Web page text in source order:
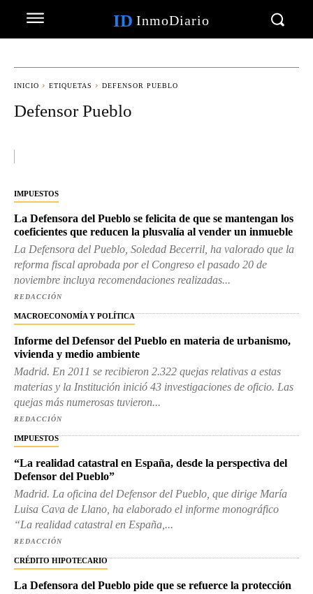
ID InmoDiario
INICIO ETIQUETAS DEFENSOR PUEBLO
Defensor Pueblo
IMPUESTOS
La Defensora del Pueblo se felicita de que se mantengan los
coeficientes que reducen la plusvalía al vender un inmueble
La Defensora del Pueblo, Soledad Becerril, ha valorado que la
reforma fiscal aprobada por el Congreso el pasado 20 de
noviembre incluya recomendaciones realizadas...
REDACCIÓN
MACROECONOMÍA Y POLÍTICA
Informe del Defensor del Pueblo en materia de urbanismo,
vivienda y medio ambiente
Madrid. En 2011 se recibieron 2.322 quejas relativas a estas
materias y la Institución inició 43 investigaciones de oficio. Las
quejas más numerosas tuvieron...
REDACCIÓN
IMPUESTOS
“La realidad catastral en España, desde la perspectiva del
Defensor del Pueblo”
Madrid. La oficina del Defensor del Pueblo, que dirige María
Luisa Cava de Llano, ha elaborado el informe monográfico
“La realidad catastral en España,...
REDACCIÓN
CRÉDITO HIPOTECARIO
La Defensora del Pueblo pide que se refuerce la protección